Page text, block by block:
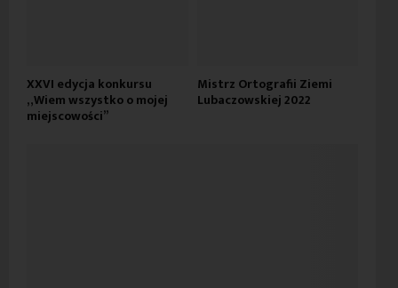
XXVI edycja konkursu
„Wiem wszystko o mojej
miejscowości”
Mistrz Ortografii Ziemi
Lubaczowskiej 2022